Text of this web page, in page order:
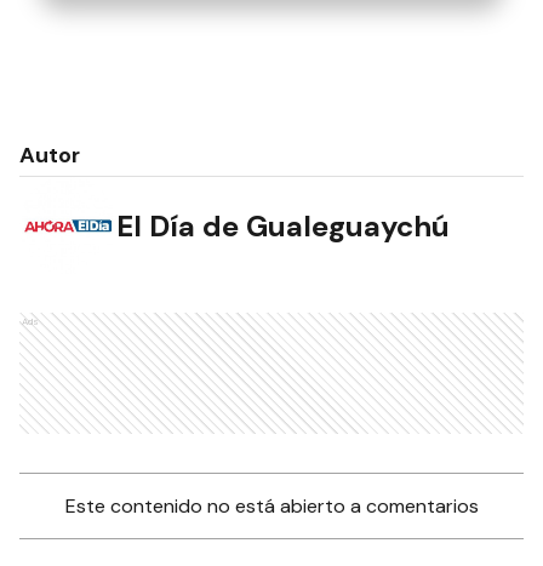
Autor
El Día de Gualeguaychú
Ads
Este contenido no está abierto a comentarios